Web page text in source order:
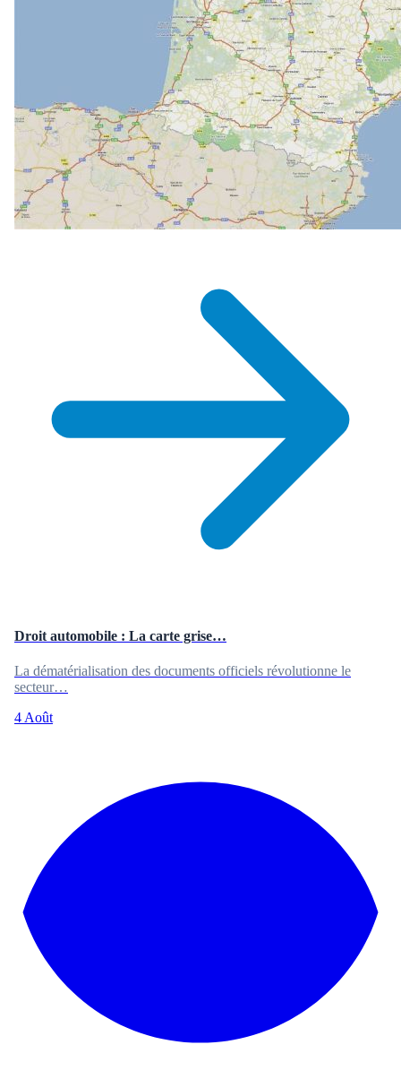
Droit automobile : La carte grise…
La dématérialisation des documents officiels révolutionne le
secteur…
4 Août